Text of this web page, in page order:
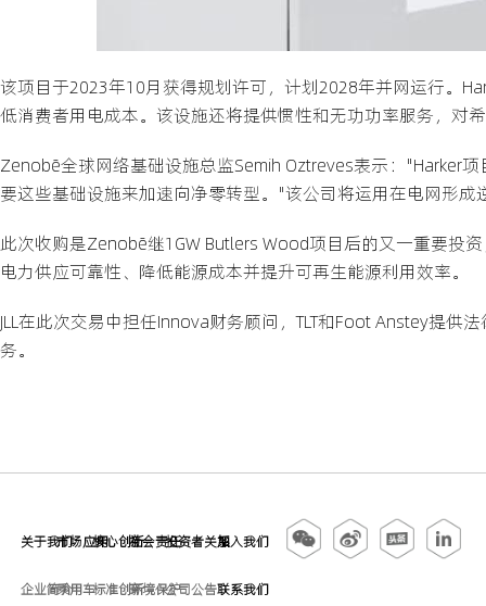
该项目于2023年10月获得规划许可，计划2028年并网运行。
低消费者用电成本。该设施还将提供惯性和无功功率服务，对
Zenobē全球网络基础设施总监Semih Oztreves表示："Harker
要这些基础设施来加速向净零转型。"该公司将运用在电网形
此次收购是Zenobē继1GW Butlers Wood项目后的又一重要投
电力供应可靠性、降低能源成本并提升可再生能源利用效率。
JLL在此次交易中担任Innova财务顾问，TLT和Foot Anstey提
务。
关于我们
企业简介
市场应用
乘用车
核心创新
标准创新
社会责任
环境保护
投资者关系
公司公告
加入我们
联系我们